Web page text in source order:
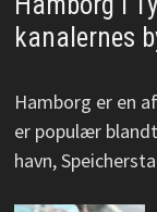
kanalernes
Hamborg er en
er populær
havn,